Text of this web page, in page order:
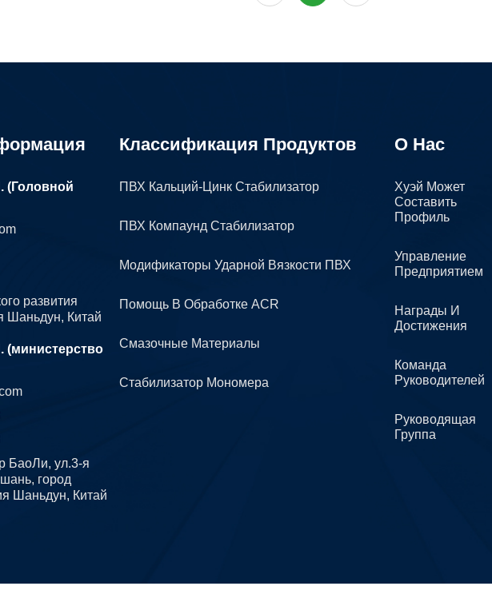
(Головной
развития
Шаньдун, Китай
(министерство
БаоЛи, ул.3-я
город
Шаньдун, Китай
Классификация Продуктов
ПВХ Кальций-Цинк Стабилизатор
ПВХ Компаунд Стабилизатор
Модификаторы Ударной Вязкости ПВХ
Помощь В Обработке ACR
Смазочные Материалы
Стабилизатор Мономера
О Нас
Хуэй Может
Составить
Профиль
Управление
Предприятием
Награды И
Достижения
Команда
Руководителей
Руководящая
Группа